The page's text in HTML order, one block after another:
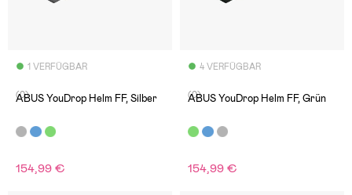
1 VERFÜGBAR
(0)
ABUS YouDrop Helm FF, Silber
154,99 €
4 VERFÜGBAR
(0)
ABUS YouDrop Helm FF, Grün
154,99 €